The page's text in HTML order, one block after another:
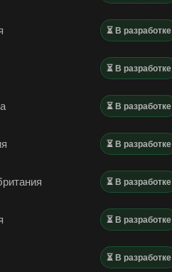
⏳ В разработке
⏳ В разработке
⏳ В разработке
⏳ В разработке
⏳ В разработке
⏳ В разработке
⏳ В разработке